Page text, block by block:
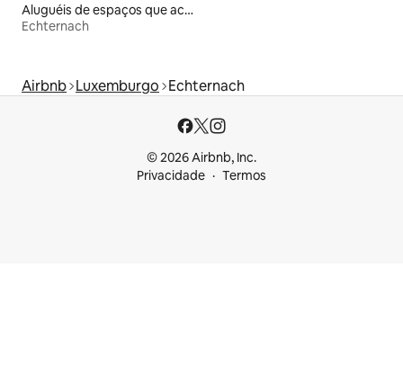
Aluguéis de espaços que aceitam animais de estimação
Echternach
Airbnb Luxemburgo Echternach
© 2026 Airbnb, Inc.
Privacidade
Termos